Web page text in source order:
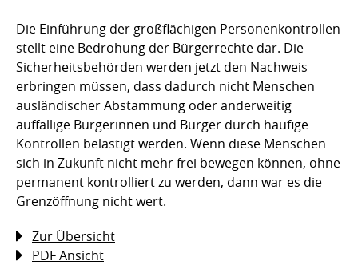
Die Einführung der großflächigen Personenkontrollen
stellt eine Bedrohung der Bürgerrechte dar. Die
Sicherheitsbehörden werden jetzt den Nachweis
erbringen müssen, dass dadurch nicht Menschen
ausländischer Abstammung oder anderweitig
auffällige Bürgerinnen und Bürger durch häufige
Kontrollen belästigt werden. Wenn diese Menschen
sich in Zukunft nicht mehr frei bewegen können, ohne
permanent kontrolliert zu werden, dann war es die
Grenzöffnung nicht wert.
Zur Übersicht
PDF Ansicht